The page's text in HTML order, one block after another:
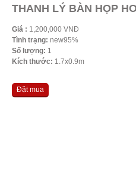
THANH LÝ BÀN HỌP
Giá : 1,200,000 VNĐ
Tình trạng: new95%
Số lượng: 1
Kích thước: 1.7x0.9m
Đặt mua